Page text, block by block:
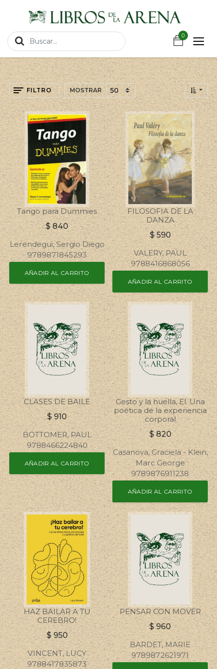
0
0
FILTRO MOSTRAR
Tango para Dummies
$ 840
Lerendegui, Sergio Diego
9789871845293
AÑADIR AL CARRITO
FILOSOFIA DE LA
DANZA
$590
VALERY, PAUL
9788416868056
AÑADIR AL CARRITO
CLASES DE BAILE
$ 910
BOTTOMER, PAUL
9788466224840
AÑADIR AL CARRITO
Gesto y la huella, El. Una
poética de la experiencia
corporal
$ 820
Casanova, Graciela - Klein,
Marc George
9789876911238
AÑADIR AL CARRITO
HAZ BAILAR A TU
CEREBRO!
$ 950
VINCENT, LUCY
9788417835873
PENSAR CON MOVER
$960
BARDET, MARIE
9789872621971